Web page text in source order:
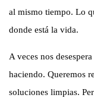
al mismo tiempo. Lo
donde está la vida.
A veces nos
haciendo. Queremos
soluciones limpias.